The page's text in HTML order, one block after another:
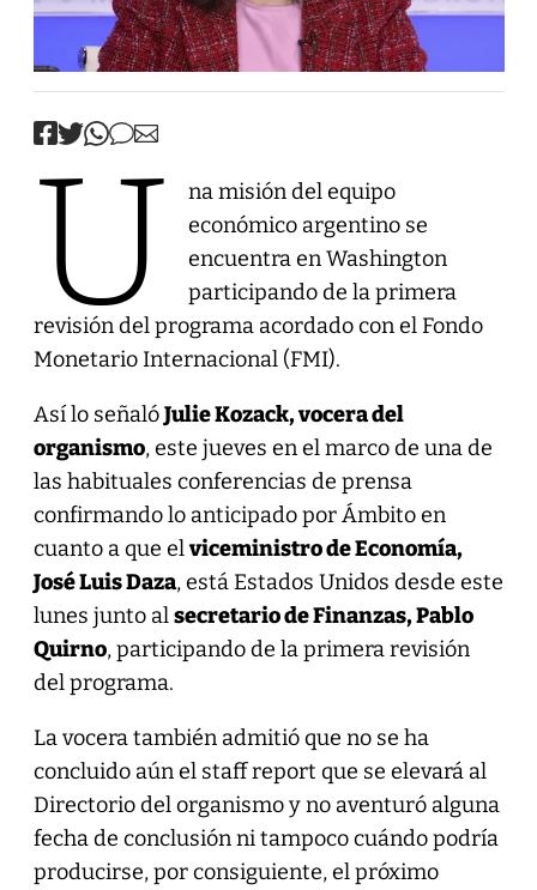
U
na misión del equipo
económico argentino se
encuentra en Washington
participando de la primera
revisión del programa acordado con el Fondo
Monetario Internacional (FMI).
Así lo señalóJulie Kozack, vocera del
organismo, este jueves en el marco de una de
las habituales conferencias de prensa
confirmando lo anticipado por Ámbito en
cuanto a que elviceministro de Economía,
José Luis Daza, está Estados Unidos desde este
lunes junto alsecretario de Finanzas, Pablo
Quirno, participando de la primera revisión
del programa.
La vocera también admitió que no se ha
concluido aún el staff report que se elevará al
Directorio del organismo y no aventuró alguna
fecha de conclusión ni tampoco cuándo podría
producirse, por consiguiente, el próximo